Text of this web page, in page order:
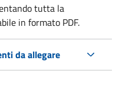
tutta la
in formato PDF.
da allegare